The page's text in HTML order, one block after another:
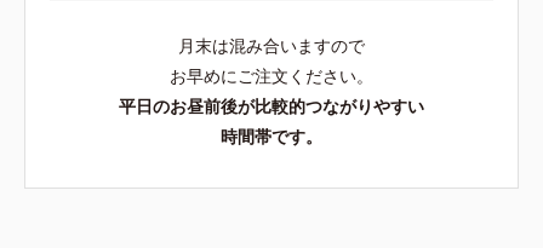
月末は混み合いますので
お早めにご注文ください。
平日のお昼前後が比較的つながりやすい
時間帯です。